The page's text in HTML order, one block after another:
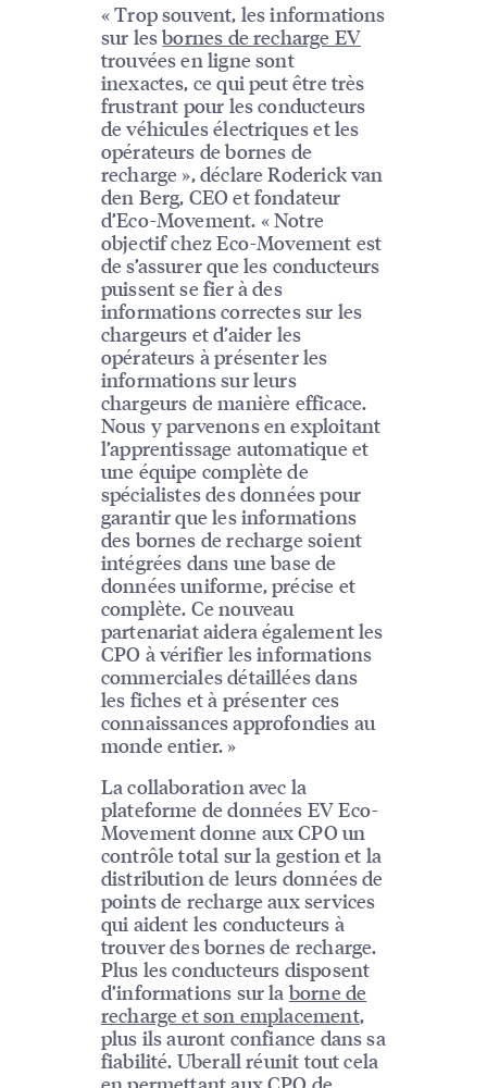
« Trop souvent, les informations
sur lesbornes de recharge EV
trouvées en ligne sont
inexactes, ce qui peut être très
frustrant pour les conducteurs
de véhicules électriques et les
opérateurs de bornes de
recharge », déclare Roderick van
den Berg, CEO et fondateur
d’Eco-Movement. « Notre
objectif chez Eco-Movement est
de s’assurer que les conducteurs
puissent se fier à des
informations correctes sur les
chargeurs et d’aider les
opérateurs à présenter les
informations sur leurs
chargeurs de manière efficace.
Nous y parvenons en exploitant
l’apprentissage automatique et
une équipe complète de
spécialistes des données pour
garantir que les informations
des bornes de recharge soient
intégrées dans une base de
données uniforme, précise et
complète. Ce nouveau
partenariat aidera également les
CPO à vérifier les informations
commerciales détaillées dans
les fiches et à présenter ces
connaissances approfondies au
monde entier. »
La collaboration avec la
plateforme de données EV Eco-
Movement donne aux CPO un
contrôle total sur la gestion et la
distribution de leurs données de
points de recharge aux services
qui aident les conducteurs à
trouver des bornes de recharge.
Plus les conducteurs disposent
d’informations sur la borne de
recharge et son emplacement,
plus ils auront confiance dans sa
fiabilité. Uberall réunit tout cela